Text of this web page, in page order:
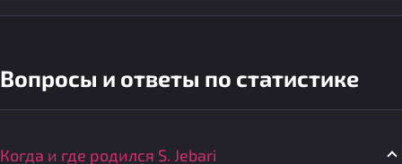
Вопросы и ответы по статистике
Когда и где родился S. Jebari